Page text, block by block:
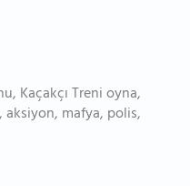
Kaçakçı Treni oyna,
aksiyon, mafya, polis,